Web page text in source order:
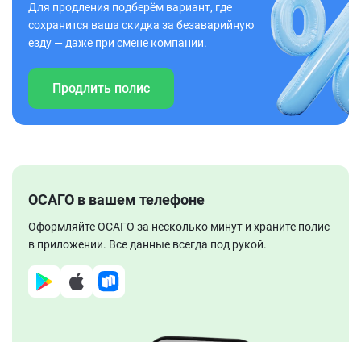
Для продления подберём вариант, где
сохранится ваша скидка за безаварийную
езду — даже при смене компании.
Продлить полис
ОСАГО в вашем телефоне
Оформляйте ОСАГО за несколько минут и храните полис
в приложении. Все данные всегда под рукой.